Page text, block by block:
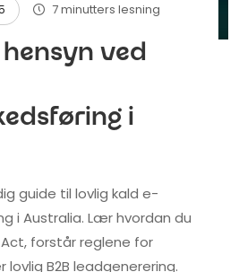
7 minutters lesning
ved
i
guide til lovlig kald e-
i Australia. Lær hvordan du
forstår reglene for
lovlig B2B leadgenerering.